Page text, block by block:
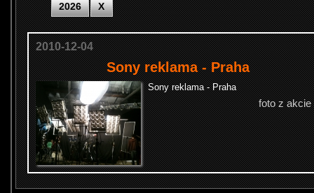
2026
X
2010-12-04
Sony reklama - Praha
Sony reklama - Praha
foto z akcie